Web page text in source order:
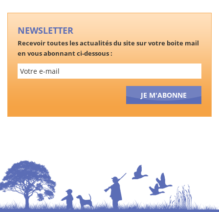
NEWSLETTER
Recevoir toutes les actualités du site sur votre boite mail
en vous abonnant ci-dessous :